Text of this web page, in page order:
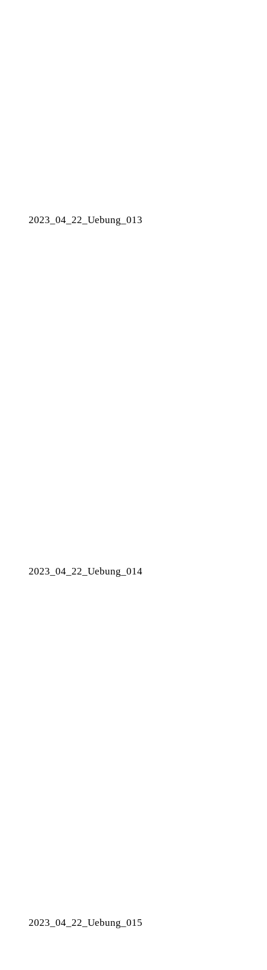
2023_04_22_Uebung_013
2023_04_22_Uebung_014
2023_04_22_Uebung_015